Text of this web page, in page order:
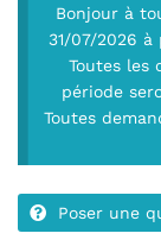
Bonjour à
31/07/2026
Toutes les
période
Toutes
Poser une